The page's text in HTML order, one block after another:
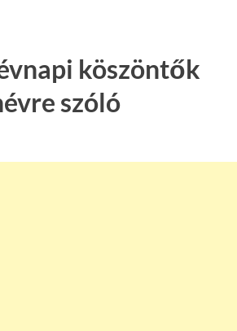
köszöntők
szóló